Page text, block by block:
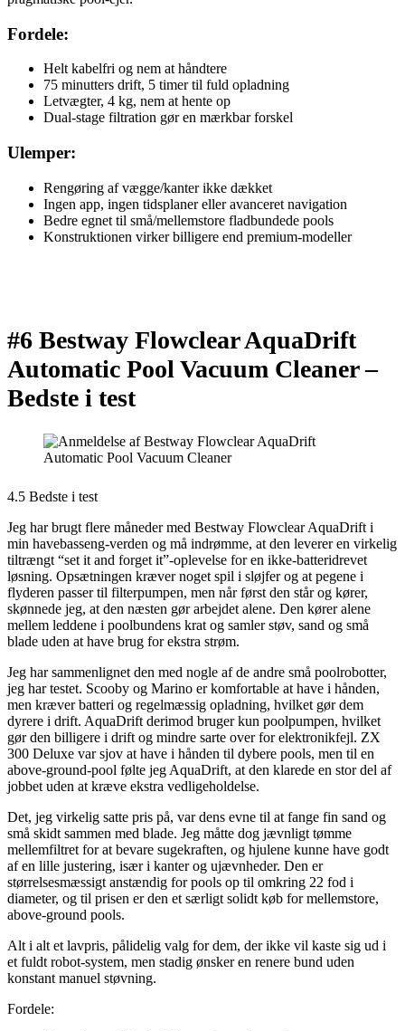
Fordele:
Helt kabelfri og nem at håndtere
75 minutters drift, 5 timer til fuld opladning
Letvægter, 4 kg, nem at hente op
Dual-stage filtration gør en mærkbar forskel
Ulemper:
Rengøring af vægge/kanter ikke dækket
Ingen app, ingen tidsplaner eller avanceret navigation
Bedre egnet til små/mellemstore fladbundede pools
Konstruktionen virker billigere end premium-modeller
#6 Bestway Flowclear AquaDrift
Automatic Pool Vacuum Cleaner –
Bedste i test
4.5 Bedste i test
Jeg har brugt flere måneder med Bestway Flowclear AquaDrift i
min havebasseng-verden og må indrømme, at den leverer en virkelig
tiltrængt “set it and forget it”-oplevelse for en ikke-batteridrevet
løsning. Opsætningen kræver noget spil i sløjfer og at pegene i
flyderen passer til filterpumpen, men når først den står og kører,
skønnede jeg, at den næsten gør arbejdet alene. Den kører alene
mellem leddene i poolbundens krat og samler støv, sand og små
blade uden at have brug for ekstra strøm.
Jeg har sammenlignet den med nogle af de andre små poolrobotter,
jeg har testet. Scooby og Marino er komfortable at have i hånden,
men kræver batteri og regelmæssig opladning, hvilket gør dem
dyrere i drift. AquaDrift derimod bruger kun poolpumpen, hvilket
gør den billigere i drift og mindre sarte over for elektronikfejl. ZX
300 Deluxe var sjov at have i hånden til dybere pools, men til en
above-ground-pool følte jeg AquaDrift, at den klarede en stor del af
jobbet uden at kræve ekstra vedligeholdelse.
Det, jeg virkelig satte pris på, var dens evne til at fange fin sand og
små skidt sammen med blade. Jeg måtte dog jævnligt tømme
mellemfiltret for at bevare sugekraften, og hjulene kunne have godt
af en lille justering, især i kanter og ujævnheder. Den er
størrelsesmæssigt anstændig for pools op til omkring 22 fod i
diameter, og til prisen er den et særligt solidt køb for mellemstore,
above-ground pools.
Alt i alt et lavpris, pålidelig valg for dem, der ikke vil kaste sig ud i
et fuldt robot-system, men stadig ønsker en renere bund uden
konstant manuel støvning.
Fordele: